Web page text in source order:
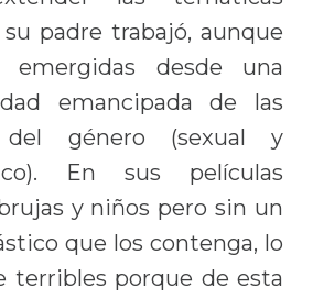
padre trabajó, aunque
emergidas desde una
emancipada de las
del género (sexual y
En sus películas
y niños pero sin un
que los contenga, lo
terribles porque de esta